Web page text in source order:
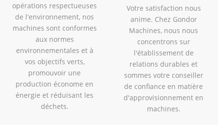
opérations respectueuses
de l'environnement, nos
machines sont conformes
aux normes
environnementales et à
vos objectifs verts,
promouvoir une
production économe en
énergie et réduisant les
déchets.
Votre satisfaction nous
anime. Chez Gondor
Machines, nous nous
concentrons sur
l'établissement de
relations durables et
sommes votre conseiller
de confiance en matière
d'approvisionnement en
machines.